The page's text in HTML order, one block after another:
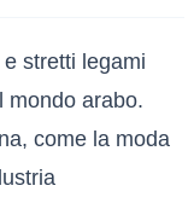
stretti legami
mondo arabo.
come la moda